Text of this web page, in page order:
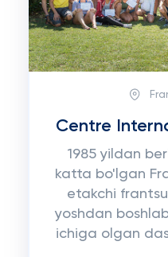
Centre
1985 yildan
katta bo'lgan
etakchi
yoshdan
ichiga olgan